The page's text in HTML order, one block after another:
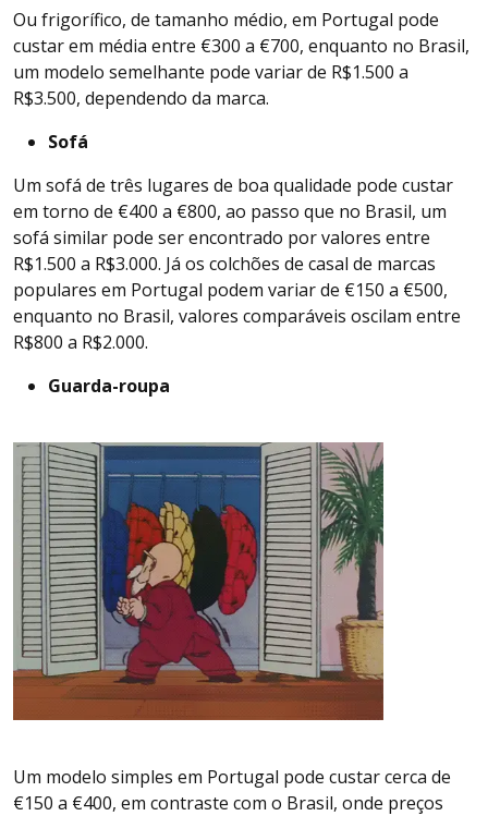
Ou frigorífico, de tamanho médio, em Portugal pode
custar em média entre €300 a €700, enquanto no Brasil,
um modelo semelhante pode variar de R$1.500 a
R$3.500, dependendo da marca.
Sofá
Um sofá de três lugares de boa qualidade pode custar
em torno de €400 a €800, ao passo que no Brasil, um
sofá similar pode ser encontrado por valores entre
R$1.500 a R$3.000. Já os colchões de casal de marcas
populares em Portugal podem variar de €150 a €500,
enquanto no Brasil, valores comparáveis oscilam entre
R$800 a R$2.000.
Guarda-roupa
Um modelo simples em Portugal pode custar cerca de
€150 a €400, em contraste com o Brasil, onde preços